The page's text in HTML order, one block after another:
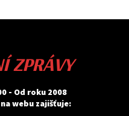
- Od roku 2008
webu zajišťuje: